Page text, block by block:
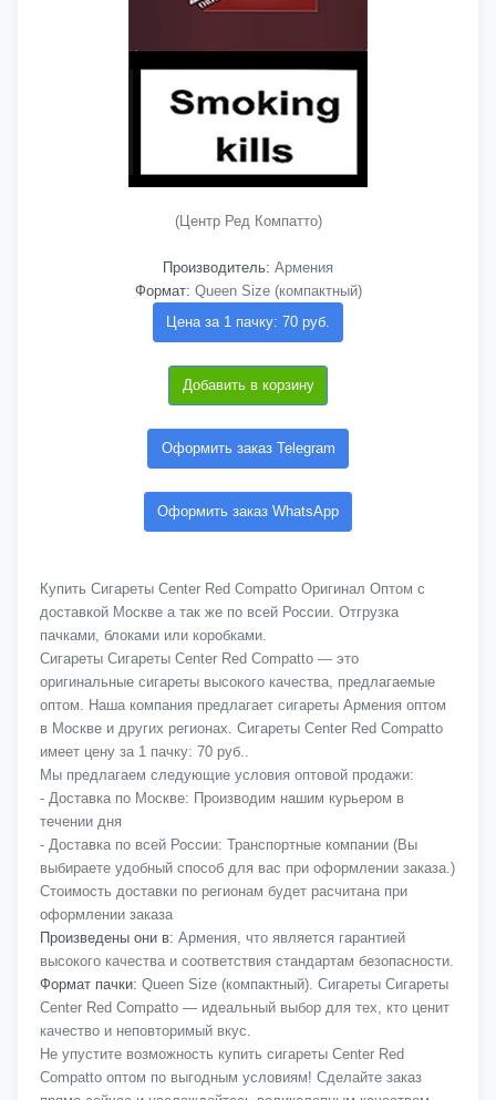
(Центр Ред Компатто)
Производитель: Армения
Формат: Queen Size (компактный)
Цена за 1 пачку: 70 руб.
Добавить в корзину
Оформить заказ Telegram
Оформить заказ WhatsApp
Купить Сигареты Center Red Compatto Оригинал Оптом с
доставкой Москве а так же по всей России. Отгрузка
пачками, блоками или коробками.
Сигареты Сигареты Center Red Compatto — это
оригинальные сигареты высокого качества, предлагаемые
оптом. Наша компания предлагает сигареты Армения оптом
в Москве и других регионах. Сигареты Center Red Compatto
имеет цену за 1 пачку: 70 руб..
Мы предлагаем следующие условия оптовой продажи:
- Доставка по Москве: Производим нашим курьером в
течении дня
- Доставка по всей России: Транспортные компании (Вы
выбираете удобный способ для вас при оформлении заказа.)
Стоимость доставки по регионам будет расчитана при
оформлении заказа
Произведены они в: Армения, что является гарантией
высокого качества и соответствия стандартам безопасности.
Формат пачки: Queen Size (компактный). Сигареты Сигареты
Center Red Compatto — идеальный выбор для тех, кто ценит
качество и неповторимый вкус.
Не упустите возможность купить сигареты Center Red
Compatto оптом по выгодным условиям! Сделайте заказ